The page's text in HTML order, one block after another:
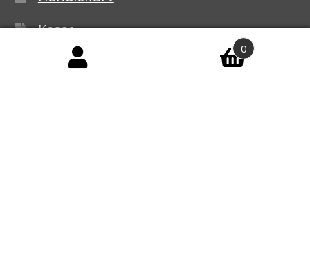
Kasse
Handelsbetingelser
0